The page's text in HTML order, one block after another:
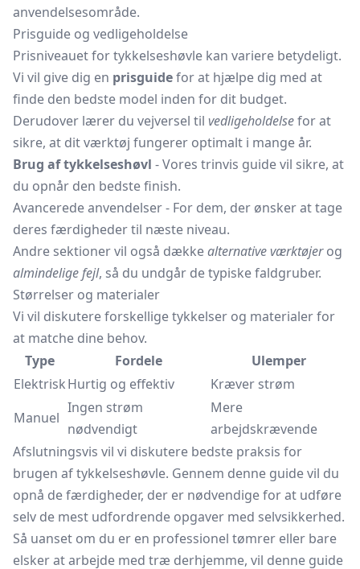
anvendelsesområde.
Prisguide og vedligeholdelse
Prisniveauet for tykkelseshøvle kan variere betydeligt.
Vi vil give dig en prisguidefor at hjælpe dig med at
finde den bedste model inden for dit budget.
Derudover lærer du vejversel til vedligeholdelsefor at
sikre, at dit værktøj fungerer optimalt i mange år.
Brug af tykkelseshøvl - Vores trinvis guide vil sikre, at
du opnår den bedste finish.
Avancerede anvendelser - For dem, der ønsker at tage
deres færdigheder til næste niveau.
Andre sektioner vil også dækkealternative værktøjerog
almindelige fejl, så du undgår de typiske faldgruber.
Størrelser og materialer
Vi vil diskutere forskellige tykkelser og materialer for
at matche dine behov.
Type
Fordele
Ulemper
ElektriskHurtig og effektiv
Kræver strøm
Manuel
Ingen strøm
nødvendigt
Mere
arbejdskrævende
Afslutningsvis vil vi diskutere bedste praksis for
brugen af tykkelseshøvle. Gennem denne guide vil du
opnå de færdigheder, der er nødvendige for at udføre
selv de mest udfordrende opgaver med selvsikkerhed.
Så uanset om du er en professionel tømrer eller bare
elsker at arbejde med træ derhjemme, vil denne guide